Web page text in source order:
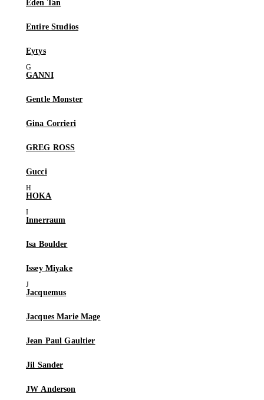
Eden Tan
Entire Studios
Eytys
GANNI
Gentle Monster
Gina Corrieri
GREG ROSS
Gucci
HOKA
Innerraum
Isa Boulder
Issey Miyake
Jacquemus
Jacques Marie Mage
Jean Paul Gaultier
Jil Sander
JW Anderson